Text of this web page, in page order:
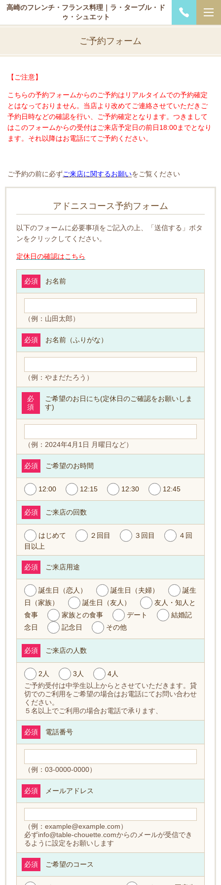
高崎のフレンチ・フランス料理｜ラ・ターブル・ド
ゥ・シュエット
ご予約フォーム
【ご注意】
こちらの予約フォームからのご予約はリアルタイムでの予約確定
とはなっておりません。当店より改めてご連絡させていただきご
予約日時などの確認を行い、ご予約確定となります。つきまして
はこのフォームからの受付はご来店予定日の前日18:00までとなり
ます。それ以降はお電話にてご予約ください。
ご予約の前に必ずご来店に関するお願いをご覧ください
アドニスコース予約フォーム
以下のフォームに必要事項をご記入の上、「送信する」ボタ
ンをクリックしてください。
定休日の確認はこちら
お名前
必須
（例：山田太郎）
お名前（ふりがな）
必須
（例：やまだたろう）
ご希望のお日にち(定休日のご確認をお願いしま
す)
必
須
（例：2024年4月1日 月曜日など）
ご希望のお時間
必須
12:00 12:15 12:30 12:45
ご来店の回数
必須
はじめて ２回目 ３回目
４回
目以上
ご来店用途
必須
誕生日（恋人） 誕生日（夫婦）
誕生
日（家族）
誕生日（友人）
友人・知人と
食事
家族との食事 デート
結婚記
念日
記念日 その他
ご来店の人数
必須
2人 3人
4人
ご予約受付は中学生以上からとさせていただきます。貸
切でのご利用をご希望の場合はお電話にてお問い合わせ
ください。
５名以上でご利用の場合お電話で承ります、
電話番号
必須
（例：03-0000-0000）
メールアドレス
必須
（例：example@example.com）
必ずinfo@table-chouette.comからのメールが受信でき
るように設定をお願いします
ご希望のコース
必須